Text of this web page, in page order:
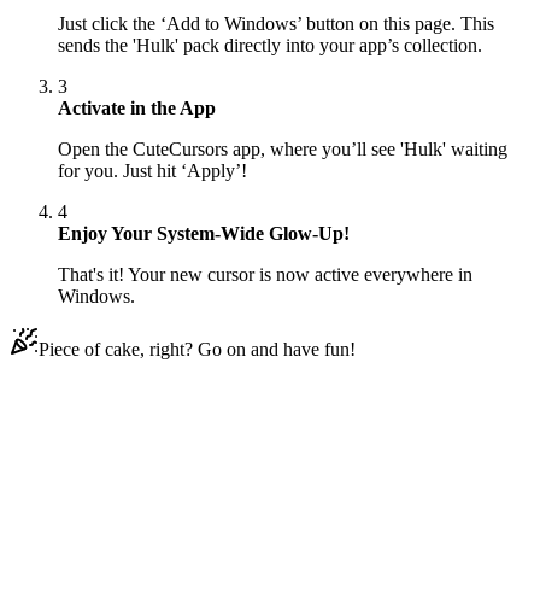
Just click the ‘Add to Windows’ button on this page. This
sends the 'Hulk' pack directly into your app’s collection.
3
Activate in the App
Open the CuteCursors app, where you’ll see 'Hulk' waiting
for you. Just hit ‘Apply’!
4
Enjoy Your System-Wide Glow-Up!
That's it! Your new cursor is now active everywhere in
Windows.
Piece of cake, right? Go on and have fun!